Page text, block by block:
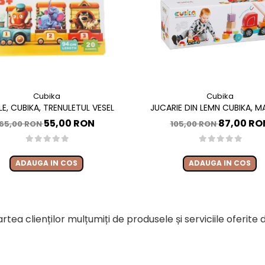
Cubika
CUBIKA, TRENULETUL VESEL
RON55,00 RON
ADAUGA IN COS
Cubika
JUCARIE DIN LEMN CUBIKA,
MAGNETICA
105,00 RON87,00
ADAUGA IN COS
clienților mulțumiți de produsele și serviciile oferite